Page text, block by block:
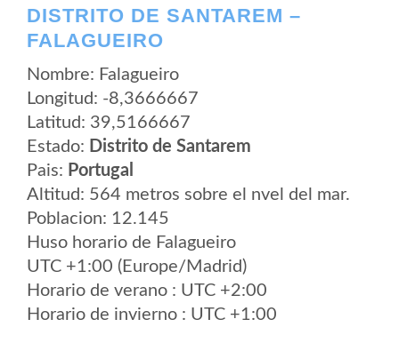
DISTRITO DE SANTAREM –
FALAGUEIRO
Nombre: Falagueiro
Longitud: -8,3666667
Latitud: 39,5166667
Estado: Distrito de Santarem
Pais: Portugal
Altitud: 564 metros sobre el nvel del mar.
Poblacion: 12.145
Huso horario de Falagueiro
UTC +1:00 (Europe/Madrid)
Horario de verano : UTC +2:00
Horario de invierno : UTC +1:00